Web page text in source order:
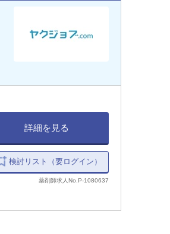
詳細を見る
検討リスト（要ログイン）
薬剤師求人No.P-1080637